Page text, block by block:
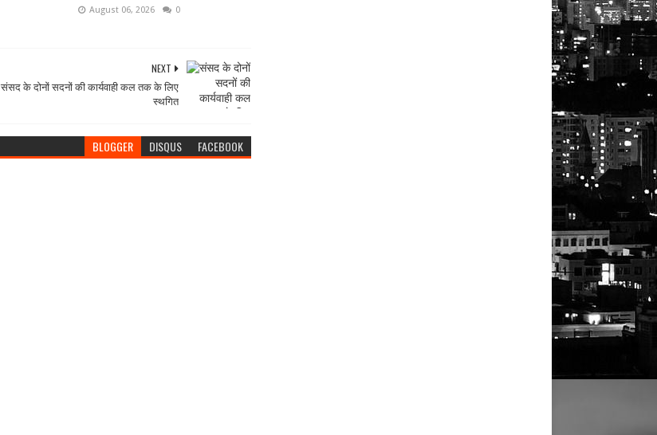
August 06, 2026 0
NEXT
संसद के दोनों सदनों की कार्यवाही कल तक के लिए
स्थगित
BLOGGER DISQUS FACEBOOK